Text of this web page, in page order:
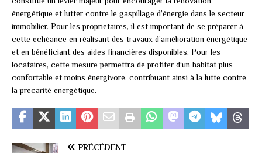
énergétique et lutter contre le gaspillage d’énergie dans le secteur
immobilier. Pour les propriétaires, il est important de se préparer à
cette échéance en réalisant des travaux d’amélioration énergétique
et en bénéficiant des aides financières disponibles. Pour les
locataires, cette mesure permettra de profiter d’un habitat plus
confortable et moins énergivore, contribuant ainsi à la lutte contre
la précarité énergétique.
PRÉCÉDENT